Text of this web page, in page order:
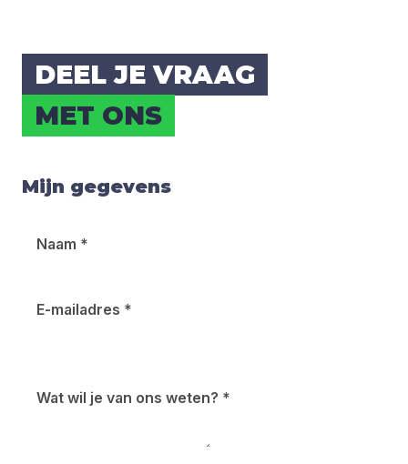
DEEL JE VRAAG
MET ONS
Mijn gegevens
Naam *
E-mailadres *
Wat wil je van ons weten? *